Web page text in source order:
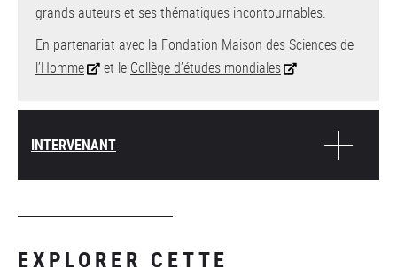
grands auteurs et ses thématiques incontournables.
En partenariat avec la Fondation Maison des Sciences de
l’Homme
et le Collège d’études mondiales
INTERVENANT
EXPLORER CETTE